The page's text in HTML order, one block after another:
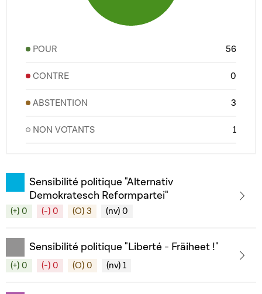
POUR 56
CONTRE 0
ABSTENTION 3
NON VOTANTS 1
Sensibilité politique "Alternativ
Demokratesch Reformpartei"
(+) 0 (-) 0 (O) 3 (nv) 0
Sensibilité politique "Liberté - Fräiheet !"
(+) 0 (-) 0 (O) 0 (nv) 1